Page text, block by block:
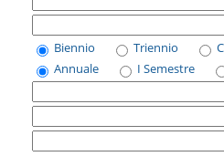
Biennio Triennio
Annuale
I Semestre